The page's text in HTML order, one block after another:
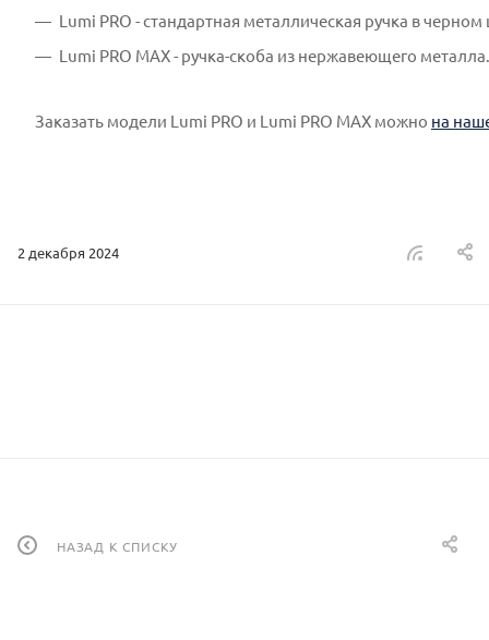
Lumi PRO - стандартная металлическая ручка в черном
Lumi PRO MAX - ручка-скоба из нержавеющего металла.
Заказать модели Lumi PRO и Lumi PRO MAX можно на
2 декабря 2024
НАЗАД К СПИСКУ